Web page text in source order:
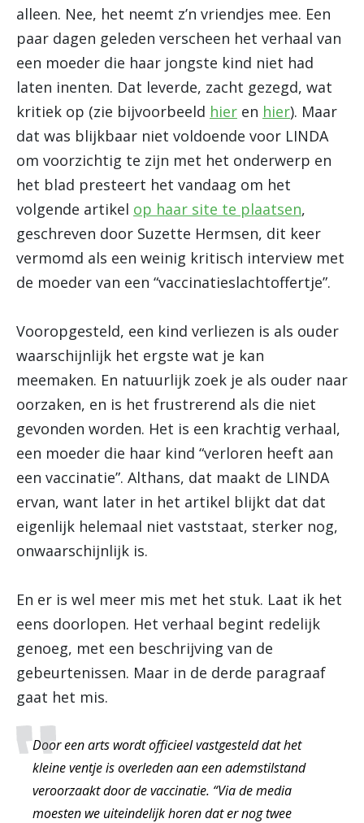
alleen. Nee, het neemt z’n vriendjes mee. Een
paar dagen geleden verscheen het verhaal van
een moeder die haar jongste kind niet had
laten inenten. Dat leverde, zacht gezegd, wat
kritiek op (zie bijvoorbeeld hier en hier). Maar
dat was blijkbaar niet voldoende voor LINDA
om voorzichtig te zijn met het onderwerp en
het blad presteert het vandaag om het
volgende artikel op haar site te plaatsen,
geschreven door Suzette Hermsen, dit keer
vermomd als een weinig kritisch interview met
de moeder van een “vaccinatieslachtoffertje”.
Vooropgesteld, een kind verliezen is als ouder
waarschijnlijk het ergste wat je kan
meemaken. En natuurlijk zoek je als ouder naar
oorzaken, en is het frustrerend als die niet
gevonden worden. Het is een krachtig verhaal,
een moeder die haar kind “verloren heeft aan
een vaccinatie”. Althans, dat maakt de LINDA
ervan, want later in het artikel blijkt dat dat
eigenlijk helemaal niet vaststaat, sterker nog,
onwaarschijnlijk is.
En er is wel meer mis met het stuk. Laat ik het
eens doorlopen. Het verhaal begint redelijk
genoeg, met een beschrijving van de
gebeurtenissen. Maar in de derde paragraaf
gaat het mis.
Door een arts wordt officieel vastgesteld dat het
kleine ventje is overleden aan een ademstilstand
veroorzaakt door de vaccinatie. “Via de media
moesten we uiteindelijk horen dat er nog twee